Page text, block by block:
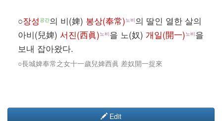
○장성 공간의 비(婢) 봉상(奉常)노비의 딸인 열한 살의
아비(兒婢) 서진(西眞)노비을 노(奴) 개일(開一)노비을
보내 잡아왔다.
○長城婢奉常之女十一歲兒婢西眞 差奴開一捉來
Edit